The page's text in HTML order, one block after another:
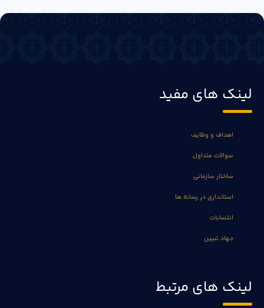
لینک های مفید
اهداف و وظایف
سوالات متداول
ساختار سازمانی
استانداری در رسانه ها
انتصابات
جهاد تبیین
لینک های مرتبط